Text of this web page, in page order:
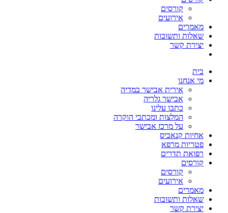
קורסים
אירועים
מאמרים
שאלות ותשובות
יצירת קשר
בית
מי אנחנו
אירית אבישר במדיה
אבישר גלריה
כתבו עלינו
המלצות ומכתבי הוקרה
על מרכז אבישר
אחיות קנאביס
פטריות מרפא
רפואת תדרים
קורסים
קורסים
אירועים
מאמרים
שאלות ותשובות
יצירת קשר